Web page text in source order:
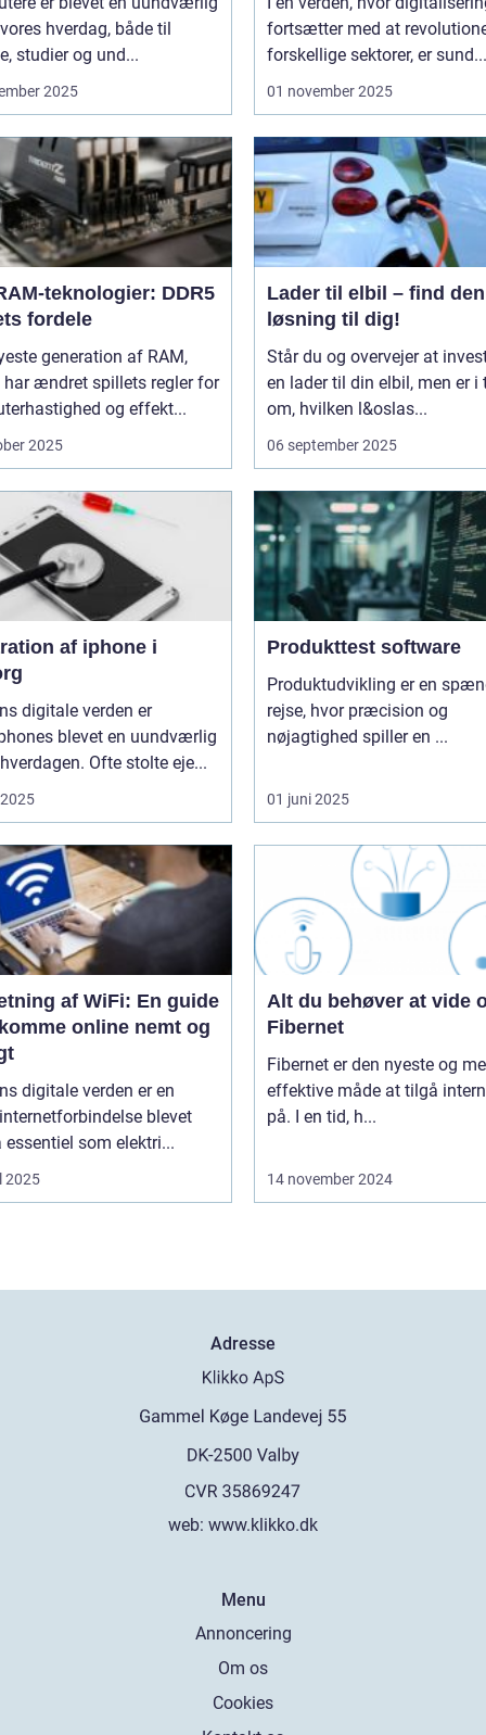
hverdag, både til
studier og und...
2025
fortsætter med at
forskellige sektorer, er sund...
01 november 2025
teknologier: DDR5
fordele
generation af RAM,
har ændret spillets regler for
og effekt...
2025
Lader til elbil – find
løsning til dig!
Står du og overvejer at
en lader til din elbil, men er i
om, hvilken l&oslas...
06 september 2025
af iphone i
digitale verden er
blevet en uundværlig
Ofte stolte eje...
Produkttest software
Produktudvikling er en
rejse, hvor præcision og
nøjagtighed spiller en ...
01 juni 2025
af WiFi: En guide
online nemt og
digitale verden er en
blevet
essentiel som elektri...
2025
Alt du behøver at vide
Fibernet
Fibernet er den nyeste og
effektive måde at tilgå
på. I en tid, h...
14 november 2024
Adresse
web: www.klikko.dk
Menu
Annoncering
Om os
Cookies